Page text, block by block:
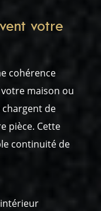
votre
cohérence
maison ou
de
pièce. Cette
continuité de